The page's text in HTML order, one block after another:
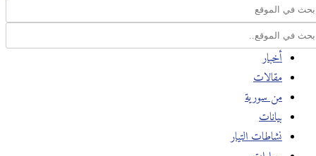
أخبار
مقالات
من سورية
بيانات
نشاطات التيار